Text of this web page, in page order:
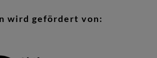
wird gefördert von: